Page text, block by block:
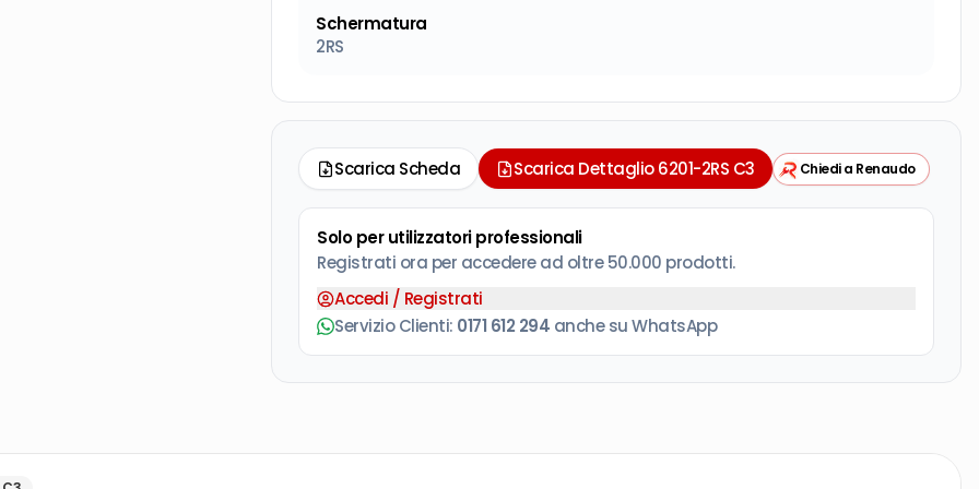
Schermatura
2RS
Scarica Scheda Scarica Dettaglio 6201-2RS C3 Chiedi a Renaudo
Solo per utilizzatori professionali
Registrati ora per accedere ad oltre 50.000 prodotti.
Accedi / Registrati
Servizio Clienti: 0171 612 294 anche su WhatsApp